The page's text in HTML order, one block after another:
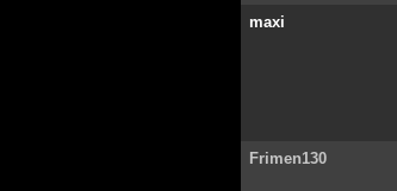
maxi
Frimen130